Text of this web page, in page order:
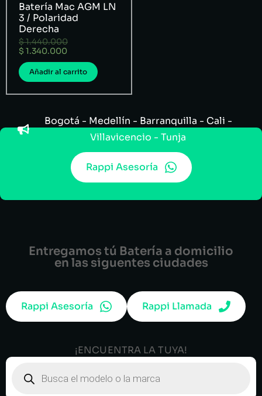
Batería Mac AGM LN
3 / Polaridad
Derecha
$1.440.000
$ 1.340.000
Añadir al carrito
Rappi Asesoría
Entregamos tú Batería a domicilio
en las siguentes ciudades
Bogotá - Medellín - Barranquilla - Cali -
Villavicencio - Tunja
Rappi Asesoría Rappi Llamada
¡ENCUENTRA LA TUYA!